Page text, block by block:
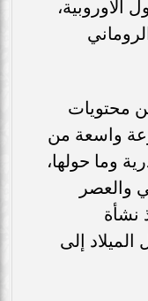
الأوروبية،
محتويات
واسعة من
وما حولها،
والعصر
نشأة
إلى